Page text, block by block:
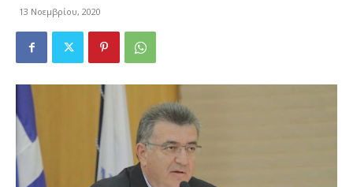
13 Νοεμβρίου, 2020